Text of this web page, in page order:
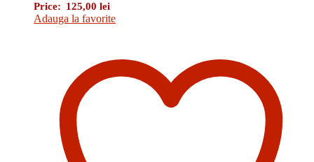
Price: 125,00 lei
Adauga la favorite